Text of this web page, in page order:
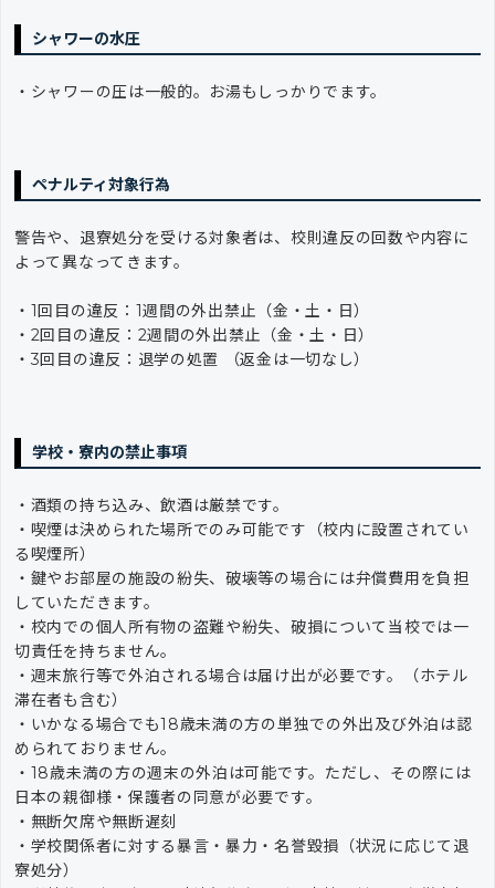
シャワーの水圧
・シャワーの圧は一般的。お湯もしっかりでます。
ペナルティ対象行為
警告や、退寮処分を受ける対象者は、校則違反の回数や内容に
よって異なってきます。
・1回目の違反：1週間の外出禁止（金・土・日）
・2回目の違反：2週間の外出禁止（金・土・日）
・3回目の違反：退学の処置 （返金は一切なし）
学校・寮内の禁止事項
・酒類の持ち込み、飲酒は厳禁です。
・喫煙は決められた場所でのみ可能です（校内に設置されてい
る喫煙所）
・鍵やお部屋の施設の紛失、破壊等の場合には弁償費用を負担
していただきます。
・校内での個人所有物の盗難や紛失、破損について当校では一
切責任を持ちません。
・週末旅行等で外泊される場合は届け出が必要です。（ホテル
滞在者も含む）
・いかなる場合でも18歳未満の方の単独での外出及び外泊は認
められておりません。
・18歳未満の方の週末の外泊は可能です。ただし、その際には
日本の親御様・保護者の同意が必要です。
・無断欠席や無断遅刻
・学校関係者に対する暴言・暴力・名誉毀損（状況に応じて退
寮処分）